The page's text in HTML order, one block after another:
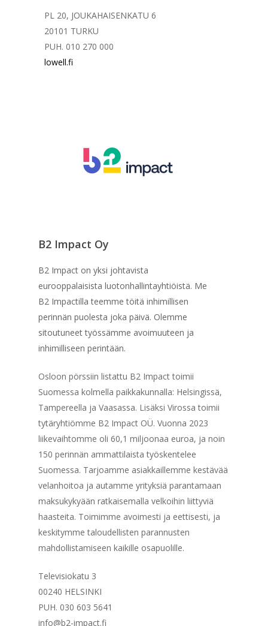
PL 20, JOUKAHAISENKATU 6
20101 TURKU
PUH. 010 270 000
lowell.fi
B2 Impact Oy
B2 Impact on yksi johtavista
eurooppalaisista luotonhallintayhtiöistä. Me
B2 Impactilla teemme töitä inhimillisen
perinnän puolesta joka päivä. Olemme
sitoutuneet työssämme avoimuuteen ja
inhimilliseen perintään.
Osloon pörssiin listattu B2 Impact toimii
Suomessa kolmella paikkakunnalla: Helsingissä,
Tampereella ja Vaasassa. Lisäksi Virossa toimii
tytäryhtiömme B2 Impact OÜ. Vuonna 2023
liikevaihtomme oli 60,1 miljoonaa euroa, ja noin
150 perinnän ammattilaista työskentelee
Suomessa. Tarjoamme asiakkaillemme kestävää
velanhoitoa ja autamme yrityksiä parantamaan
maksukykyään ratkaisemalla velkoihin liittyviä
haasteita. Toimimme avoimesti ja eettisesti, ja
keskitymme taloudellisten parannusten
mahdollistamiseen kaikille osapuolille.
Televisiokatu 3
00240 HELSINKI
PUH. 030 603 5641
info@b2-impact.fi